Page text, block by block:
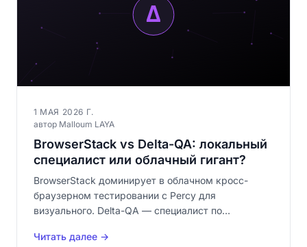
1 МАЯ 2026 Г.
автор Malloum LAYA
BrowserStack vs Delta-QA: локальный
специалист или облачный гигант?
BrowserStack доминирует в облачном кросс-
браузерном тестировании с Percy для
визуального. Delta-QA — специалист по
бесплатный. Детальное сравнение подходов, цен
Читать далее →